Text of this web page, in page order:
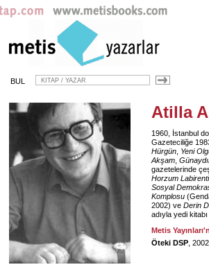
BUL
Atilla
1960, İstanbul
Gazeteciliğe
Hürgün Yeni
Akşam
gazetelerinde
Horzum
Sosyal
Komplosu
2002) ve Derin
adıyla yedi
Metis
Öteki DSP , 2002